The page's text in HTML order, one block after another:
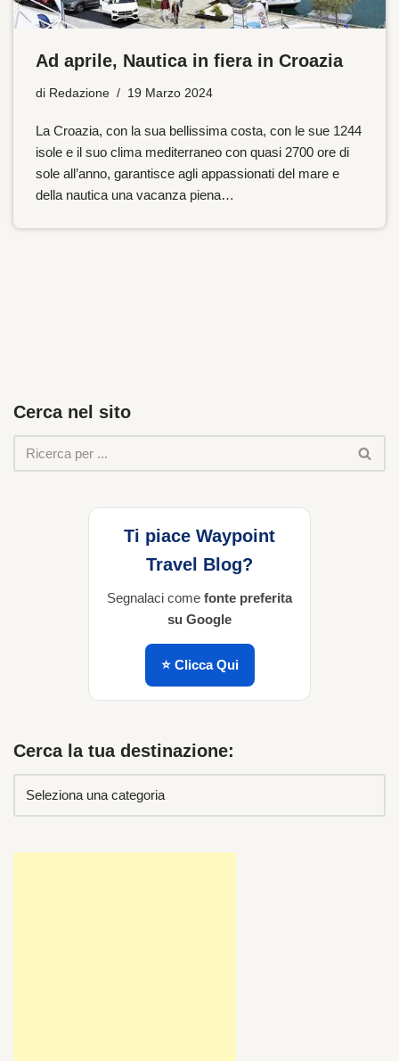
Ad aprile, Nautica in fiera in Croazia
di Redazione 19 Marzo 2024
La Croazia, con la sua bellissima costa, con le sue 1244
isole e il suo clima mediterraneo con quasi 2700 ore di
sole all’anno, garantisce agli appassionati del mare e
della nautica una vacanza piena…
Cerca nel sito
Ti piace Waypoint
Travel Blog?
Segnalaci come fonte preferita
su Google
⭐ Clicca Qui
Cerca la tua destinazione: